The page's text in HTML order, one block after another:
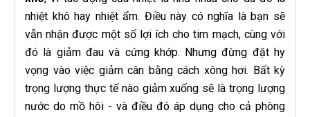
nhiệt khô hay nhiệt ẩm. Điều này có nghĩa là bạn sẽ
vẫn nhận được một số lợi ích cho tim mạch, cùng với
đó là giảm đau và cứng khớp. Nhưng đừng đặt hy
vọng vào việc giảm cân bằng cách xông hơi. Bất kỳ
trọng lượng thực tế nào giảm xuống sẽ là trọng lượng
nước do mồ hôi - và điều đó áp dụng cho cả phòng